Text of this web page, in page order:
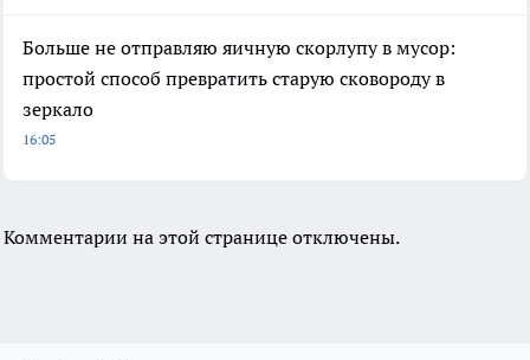
Больше не отправляю яичную скорлупу в мусор:
простой способ превратить старую сковороду в
зеркало
16:05
Комментарии на этой странице отключены.